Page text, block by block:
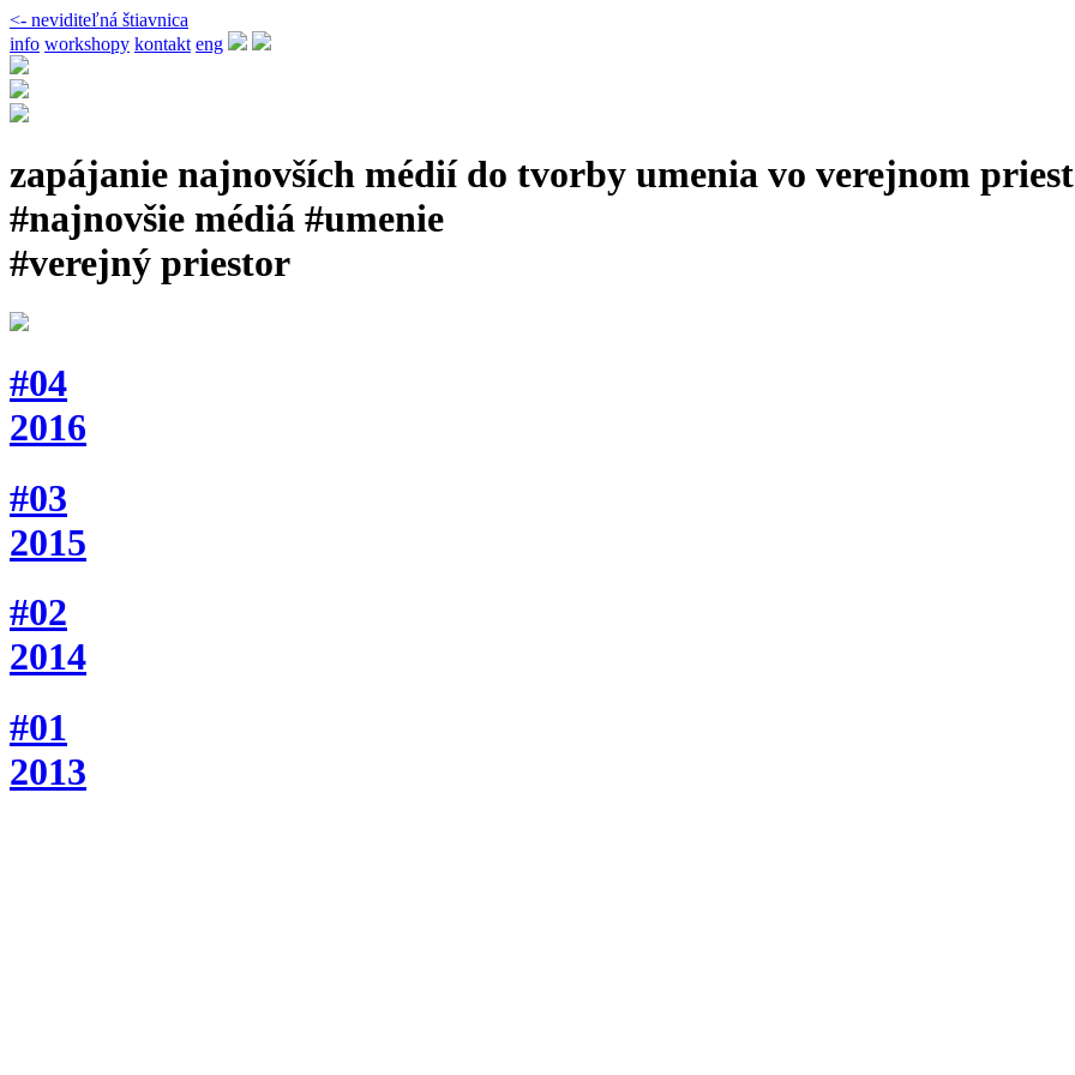
<- neviditeľná štiavnica
info workshopy kontakt eng
zapájanie najnovších médií do tvorby umenia vo verejnom
#najnovšie médiá #umenie
#verejný priestor
#04
2016
#03
2015
#02
2014
#01
2013